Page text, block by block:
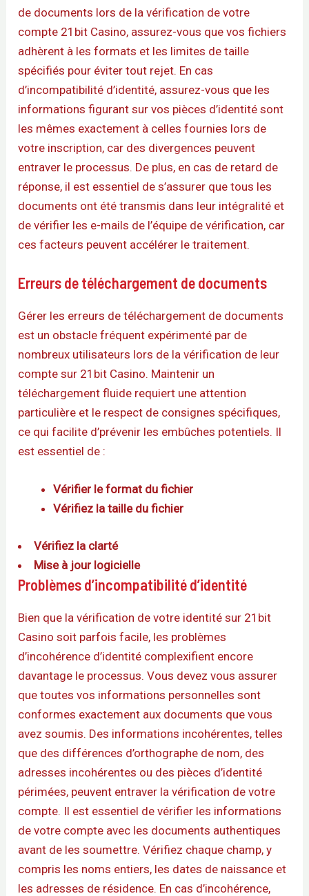
de documents lors de la vérification de votre
compte 21bit Casino, assurez-vous que vos fichiers
adhèrent à les formats et les limites de taille
spécifiés pour éviter tout rejet. En cas
d’incompatibilité d’identité, assurez-vous que les
informations figurant sur vos pièces d’identité sont
les mêmes exactement à celles fournies lors de
votre inscription, car des divergences peuvent
entraver le processus. De plus, en cas de retard de
réponse, il est essentiel de s’assurer que tous les
documents ont été transmis dans leur intégralité et
de vérifier les e-mails de l’équipe de vérification, car
ces facteurs peuvent accélérer le traitement.
Erreurs de téléchargement de documents
Gérer les erreurs de téléchargement de documents
est un obstacle fréquent expérimenté par de
nombreux utilisateurs lors de la vérification de leur
compte sur 21bit Casino. Maintenir un
téléchargement fluide requiert une attention
particulière et le respect de consignes spécifiques,
ce qui facilite d’prévenir les embûches potentiels. Il
est essentiel de :
Vérifier le format du fichier
Vérifiez la taille du fichier
Vérifiez la clarté
Mise à jour logicielle
Problèmes d’incompatibilité d’identité
Bien que la vérification de votre identité sur 21bit
Casino soit parfois facile, les problèmes
d’incohérence d’identité complexifient encore
davantage le processus. Vous devez vous assurer
que toutes vos informations personnelles sont
conformes exactement aux documents que vous
avez soumis. Des informations incohérentes, telles
que des différences d’orthographe de nom, des
adresses incohérentes ou des pièces d’identité
périmées, peuvent entraver la vérification de votre
compte. Il est essentiel de vérifier les informations
de votre compte avec les documents authentiques
avant de les soumettre. Vérifiez chaque champ, y
compris les noms entiers, les dates de naissance et
les adresses de résidence. En cas d’incohérence,